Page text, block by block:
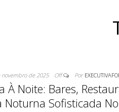
novembro de 2025 Off Por
À Noite: Bares,
Noturna Sofisticada